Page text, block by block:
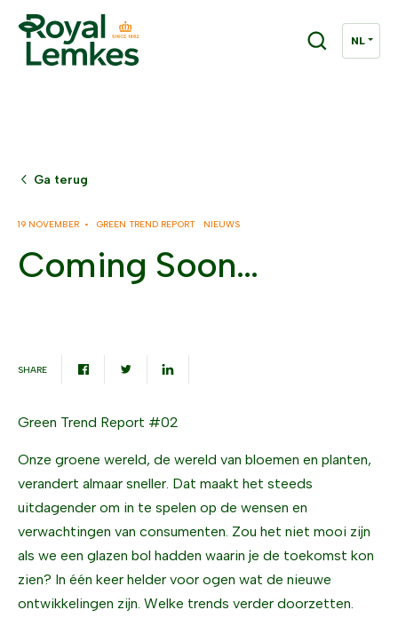
Ga terug
19 NOVEMBER • GREEN TREND REPORT NIEUWS
Coming Soon…
SHARE
Green Trend Report #02
Onze groene wereld, de wereld van bloemen en planten,
verandert almaar sneller. Dat maakt het steeds
uitdagender om in te spelen op de wensen en
verwachtingen van consumenten. Zou het niet mooi zijn
als we een glazen bol hadden waarin je de toekomst kon
zien? In één keer helder voor ogen wat de nieuwe
ontwikkelingen zijn. Welke trends verder doorzetten.